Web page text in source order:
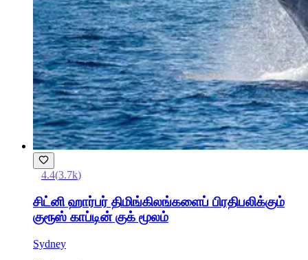
4.4(3.7k)
சிட்னி ஹார்பர் திமிங்கிலங்களைப் பிரதிபலிக்கும்
குரூஸ் காப்டின் குக் மூலம்
Sydney